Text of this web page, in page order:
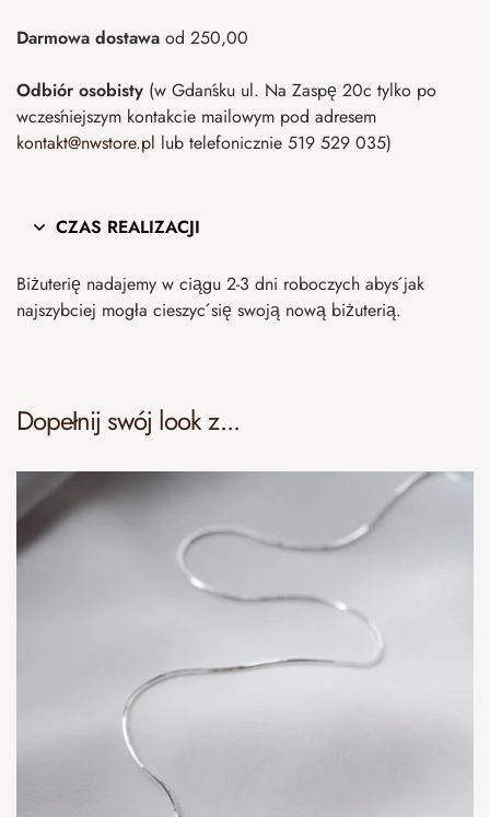
Darmowa dostawa od 250,00
Odbiór osobisty (w Gdańsku ul. Na Zaspę 20c tylko po
wcześniejszym kontakcie mailowym pod adresem
kontakt@nwstore.pl lub telefonicznie 519 529 035)
CZAS REALIZACJI
Biżuterię nadajemy w ciągu 2-3 dni roboczych abyś jak
najszybciej mogła cieszyć się swoją nową biżuterią.
Dopełnij swój look z...